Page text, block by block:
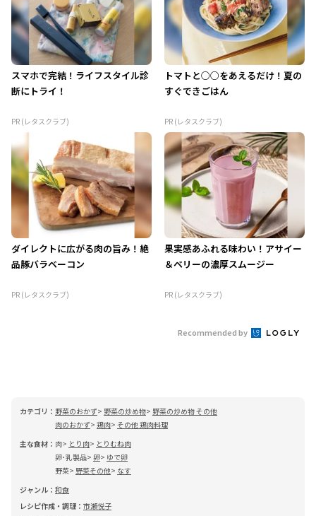
スマホで完結！ライフスタイル診
断にトライ！
PR (レタスクラブ)
トマトと○○をあえるだけ！夏の
すぐできごはん
PR (レタスクラブ)
ダイレクトに広がる肉の旨み！絶
品豚バラベーコン
PR (レタスクラブ)
果実感あふれる味わい！アサイー
＆ベリーの濃厚スムージー
PR (レタスクラブ)
Recommended by
カテゴリ： 野菜のおかず 野菜の炒め物
野菜の炒め物 その他
肉のおかず 鶏肉 その他 鶏肉料理
主な食材： 肉 とり肉
とりむね肉
卵･乳製品 卵
ゆで卵
野菜
野菜その他
なす
ジャンル： 和食
レシピ作成・調理： 市瀬悦子